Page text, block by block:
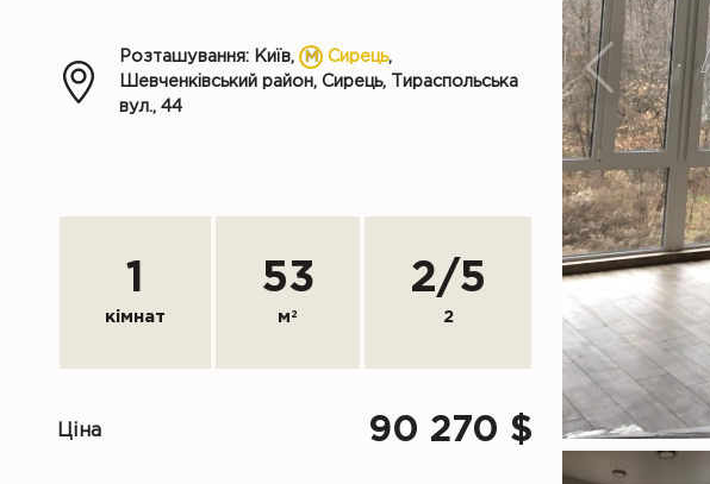
Розташування: Київ, Сирець,
Шевченківський район, Сирець, Тираспольська
вул., 44
1
кімнат
53
м 2
2/5
2
Ціна 90 270 $